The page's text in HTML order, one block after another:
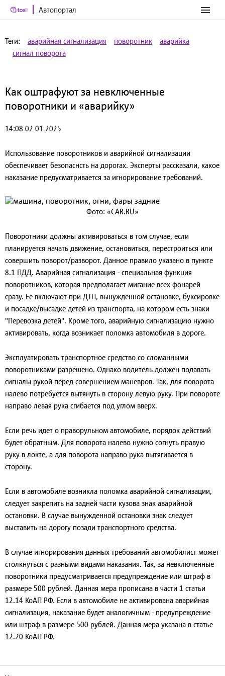
Автопортал
Теги: аварийная сигнализация поворотник
аварийка
сигнал поворота
Как оштрафуют за невключенные
поворотники и «аварийку»
14:08 02-01-2025
Использование поворотников и аварийной сигнализации
обеспечивает безопаснсть на дорогах. Эксперты рассказали, какое
наказание предусматривается за игнорирование требований.
Фото: «CAR.RU»
Поворотники должны активироваться в том случае, если
планируется начать движение, остановиться, перестроиться или
совершить поворот/разворот. Данное правило указано в пункте
8.1 ПДД. Аварийная сигнализация - специальная функция
поворотников, которая предполагает мигание всех фонарей
сразу. Ее включают при ДТП, вынужденной остановке, буксировке
и посадке/высадке детей из транспорта, на котором есть знаки
"Перевозка детей". Кроме того, аварийную сигнализацию нужно
активировать, когда возникает поломка автомобиля в дороге.
Эксплуатировать транспортное средство со сломанными
поворотниками разрешено. Однако водитель должен подавать
сигналы рукой перед совершением маневров. Так, для поворота
налево потребуется вытянуть в сторону левую руку. При повороте
направо левая рука сгибается под углом вверх.
Если речь идет о праворульном автомобиле, порядок действий
будет обратным. Для поворота налево нужно согнуть правую
руку в локте, а для поворота направо рука вытягивается в
сторону.
Если в автомобиле возникла поломка аварийной сигнализации,
следует закрепить на задней части кузова знак аварийной
остановки. В случае вынужденной остановки знак следует
выставить на дорогу позади транспортного средства.
В случае игнорирования данных требований автомобилист может
столкнуться с разными видами наказания. Так, за невключенные
поворотники предусматривается предупреждение или штраф в
размере 500 рублей. Данная мера прописана в части 1 статьи
12.14 КоАП РФ. Если в автомобиле не активирована аварийная
сигнализация, наказание будет аналогичным - предупреждение
или штраф в размере 500 рублей. Данная мера указана в статье
12.20 КоАП РФ.